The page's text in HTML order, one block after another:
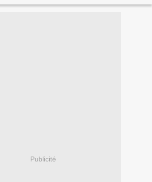
Publicité